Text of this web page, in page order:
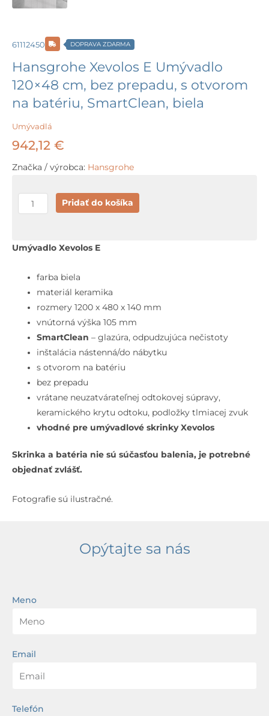
61112450 DOPRAVA ZDARMA
Hansgrohe Xevolos E Umývadlo
120×48 cm, bez prepadu, s otvorom
na batériu, SmartClean, biela
Umývadlá
942,12 €
Značka / výrobca: Hansgrohe
množstvo
Hansgrohe
E
120x48
cm,
bez
prepadu,
otvorom
batériu,
SmartClean,
Pridať do košíka
Umývadlo Xevolos E
farba biela
materiál keramika
rozmery 1200 x 480 x 140 mm
vnútorná výška 105 mm
SmartClean – glazúra, odpudzujúca nečistoty
inštalácia nástenná/do nábytku
s otvorom na batériu
bez prepadu
vrátane neuzatvárateľnej odtokovej súpravy,
keramického krytu odtoku, podložky tlmiacej zvuk
vhodné pre umývadlové skrinky Xevolos
Skrinka a batéria nie sú súčasťou balenia, je potrebné
objednať zvlášť.
Fotografie sú ilustračné.
Opýtajte sa nás
Meno
Email
Telefón